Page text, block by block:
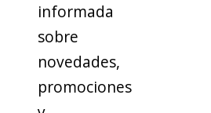
informada
sobre
novedades,
promociones